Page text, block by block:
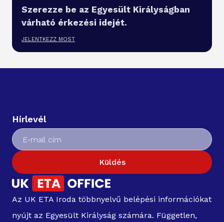
Szerezze be az Egyesült Királyságban
várható érkezési idejét.
JELENTKEZZ MOST
Hírlevél
Küldés
Az UK ETA Iroda többnyelvű belépési információkat
nyújt az Egyesült Királyság számára. Független,